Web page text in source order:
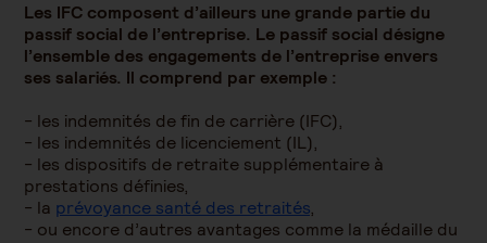
Les IFC composent d’ailleurs une grande partie du
passif social de l’entreprise. Le passif social désigne
l’ensemble des engagements de l’entreprise envers
ses salariés. Il comprend par exemple :
- les indemnités de fin de carrière (IFC),
- les indemnités de licenciement (IL),
- les dispositifs de retraite supplémentaire à
prestations définies,
- la prévoyance santé des retraités,
- ou encore d’autres avantages comme la médaille du